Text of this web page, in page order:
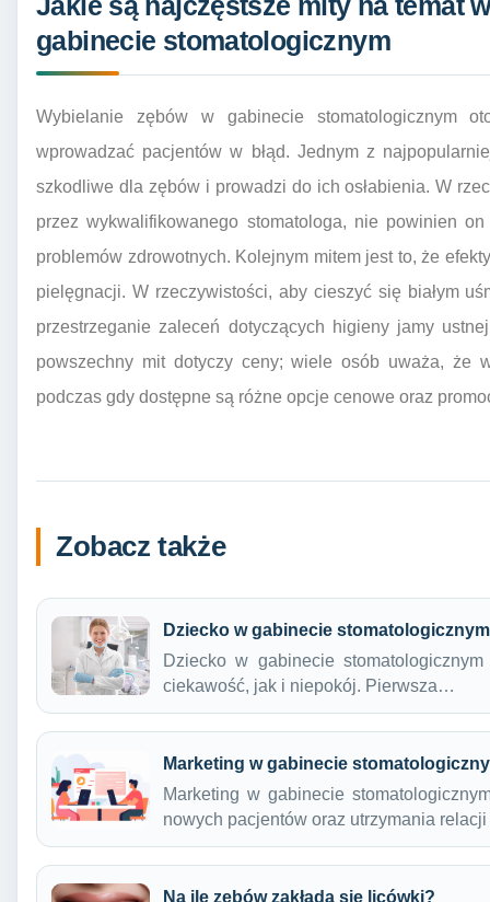
Jakie są najczęstsze mity na temat
gabinecie stomatologicznym
Wybielanie zębów w gabinecie stomatologicznym
wprowadzać pacjentów w błąd. Jednym z
szkodliwe dla zębów i prowadzi do ich osłabienia. W
przez wykwalifikowanego stomatologa, nie powinien
problemów zdrowotnych. Kolejnym mitem jest to, że
pielęgnacji. W rzeczywistości, aby cieszyć się białym
przestrzeganie zaleceń dotyczących higieny jamy
powszechny mit dotyczy ceny; wiele osób uważa, że
podczas gdy dostępne są różne opcje cenowe oraz
Zobacz także
Dziecko w gabinecie stomatologicznym
Dziecko w gabinecie
ciekawość, jak i niepokój. Pierwsza…
Marketing w gabinecie
Marketing w gabinecie
nowych pacjentów oraz utrzymania
Na ile zębów zakłada się licówki?